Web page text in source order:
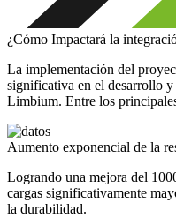
¿Cómo Impactará la
La implementación del
significativa en el desarrollo
Limbium. Entre los
Aumento exponencial de la
Logrando una mejora del
cargas significativamente
la durabilidad.